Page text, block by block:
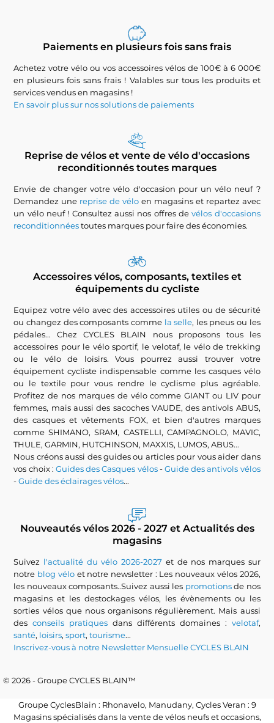
Paiements en plusieurs fois sans frais
Achetez votre vélo ou vos accessoires vélos de 100€ à 6 000€
en plusieurs fois sans frais ! Valables sur tous les produits et
services vendus en magasins !
En savoir plus sur nos solutions de paiements
Reprise de vélos et vente de vélo d'occasions
reconditionnés toutes marques
Envie de changer votre vélo d'occasion pour un vélo neuf ?
Demandez une reprise de vélo en magasins et repartez avec
un vélo neuf ! Consultez aussi nos offres devélos d'occasions
reconditionnéestoutes marques pour faire des économies.
Accessoires vélos, composants, textiles et
équipements du cycliste
Equipez votre vélo avec des accessoires utiles ou de sécurité
ou changez des composants comme la selle, les pneus ou les
pédales... Chez CYCLES BLAIN nous proposons tous les
accessoires pour le vélo sportif, le velotaf, le vélo de trekking
ou le vélo de loisirs. Vous pourrez aussi trouver votre
équipement cycliste indispensable comme les casques vélo
ou le textile pour vous rendre le cyclisme plus agréable.
Profitez de nos marques de vélo comme GIANT ou LIV pour
femmes, mais aussi des sacoches VAUDE, des antivols ABUS,
des casques et vêtements FOX, et bien d'autres marques
comme SHIMANO, SRAM, CASTELLI, CAMPAGNOLO, MAVIC,
THULE, GARMIN, HUTCHINSON, MAXXIS, LUMOS, ABUS...
Nous créons aussi des guides ou articles pour vous aider dans
vos choix :Guides des Casques vélos-Guide des antivols vélos
-Guide des éclairages vélos...
Nouveautés vélos 2026 - 2027 et Actualités des
magasins
Suivez l'actualité du vélo 2026-2027 et de nos marques sur
notre blog véloet notre newsletter : Les nouveaux vélos 2026,
les nouveaux composants..Suivez aussi les promotionsde nos
magasins et les destockages vélos, les évènements ou les
sorties vélos que nous organisons régulièrement. Mais aussi
desconseils pratiques dans différents domaines : velotaf,
santé, loisirs,sport,tourisme...
Inscrivez-vous à notre Newsletter Mensuelle CYCLES BLAIN
© 2026 - Groupe CYCLES BLAIN™
Groupe CyclesBlain : Rhonavelo, Manudany, Cycles Veran : 9
Magasins spécialisés dans la vente de vélos neufs et occasions,